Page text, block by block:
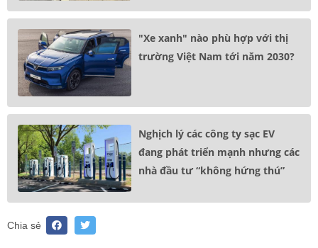
"Xe xanh" nào phù hợp với thị
trường Việt Nam tới năm 2030?
Nghịch lý các công ty sạc EV
đang phát triển mạnh nhưng các
nhà đầu tư “không hứng thú”
Chia sẻ